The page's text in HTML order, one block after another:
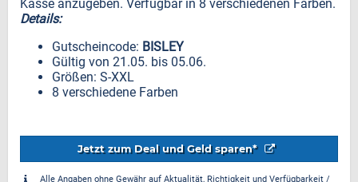
Kasse anzugeben. Verfügbar in 8 verschiedenen Farben.
Details:
Gutscheincode: BISLEY
Gültig von 21.05. bis 05.06.
Größen: S-XXL
8 verschiedene Farben
Jetzt zum Deal und Geld sparen*
Alle Angaben ohne Gewähr auf Aktualität, Richtigkeit und Verfügbarkeit /